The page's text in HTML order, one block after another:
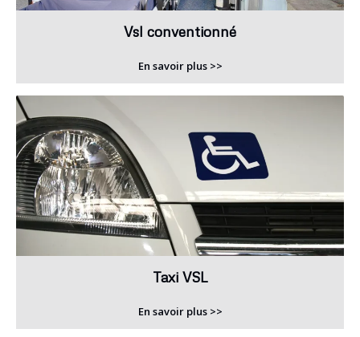
Vsl conventionné
En savoir plus >>
Taxi VSL
En savoir plus >>